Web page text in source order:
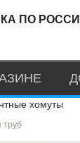
ПО
хомуты
труб